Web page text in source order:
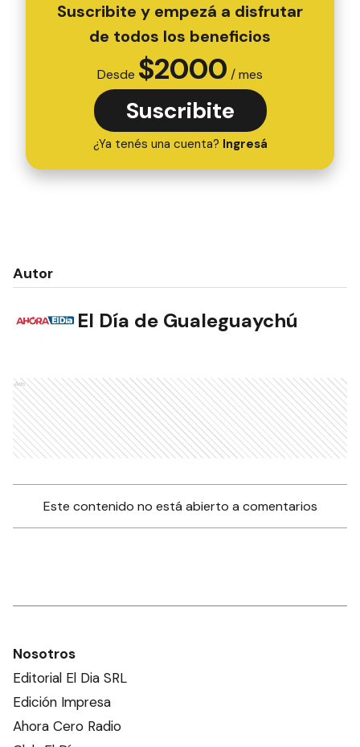
Suscribite y empezá a disfrutar
de todos los beneficios
Desde $2000 / mes
Suscribite
¿Ya tenés una cuenta? Ingresá
Autor
El Día de Gualeguaychú
Ads
Este contenido no está abierto a comentarios
Nosotros
Editorial El Dia SRL
Edición Impresa
Ahora Cero Radio